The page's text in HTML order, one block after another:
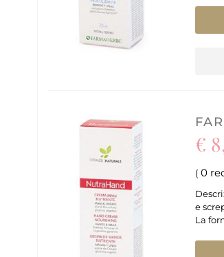
€
( 0
e
La